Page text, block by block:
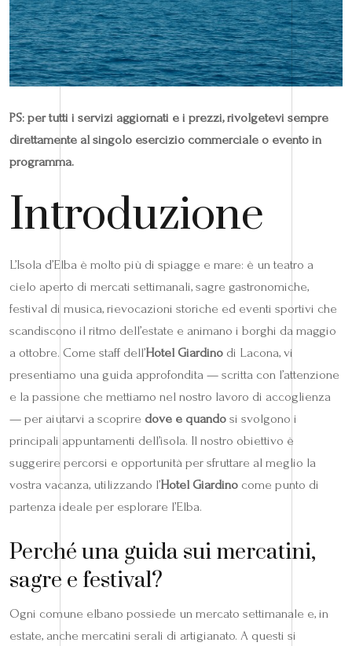
PS: per tutti i servizi aggiornati e i prezzi, rivolgetevi sempre
direttamente al singolo esercizio commerciale o evento in
programma.
Introduzione
L’Isola d’Elba è molto più di spiagge e mare: è un teatro a
cielo aperto di mercati settimanali, sagre gastronomiche,
festival di musica, rievocazioni storiche ed eventi sportivi che
scandiscono il ritmo dell’estate e animano i borghi da maggio
a ottobre. Come staff dell’Hotel Giardino di Lacona, vi
presentiamo una guida approfondita — scritta con l’attenzione
e la passione che mettiamo nel nostro lavoro di accoglienza
— per aiutarvi a scoprire dove e quando si svolgono i
principali appuntamenti dell’isola. Il nostro obiettivo è
suggerire percorsi e opportunità per sfruttare al meglio la
vostra vacanza, utilizzando l’Hotel Giardino come punto di
partenza ideale per esplorare l’Elba.
Perché una guida sui mercatini,
sagre e festival?
Ogni comune elbano possiede un mercato settimanale e, in
estate, anche mercatini serali di artigianato. A questi si